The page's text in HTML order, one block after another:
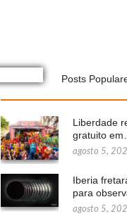
Posts
Liberdade
gratuito
agosto 5,
Iberia
para
agosto 5,